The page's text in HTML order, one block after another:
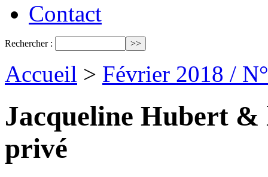
Contact
Rechercher :
Accueil > Février 2018 /
Jacqueline Hubert &
privé